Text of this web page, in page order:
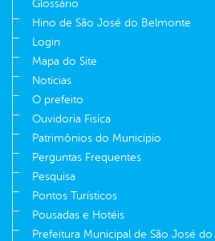
Glossário
Hino de São José do Belmonte
Login
Mapa do Site
Notícias
O prefeito
Ouvidoria Fisíca
Patrimônios do Município
Perguntas Frequentes
Pesquisa
Pontos Turísticos
Pousadas e Hotéis
Prefeitura Municipal de São José